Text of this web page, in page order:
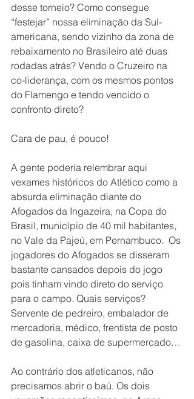
desse torneio? Como consegue
“festejar” nossa eliminação da Sul-
americana, sendo vizinho da zona de
rebaixamento no Brasileiro até duas
rodadas atrás? Vendo o Cruzeiro na
co-liderança, com os mesmos pontos
do Flamengo e tendo vencido o
confronto direto?
Cara de pau, é pouco!
A gente poderia relembrar aqui
vexames históricos do Atlético como a
absurda eliminação diante do
Afogados da Ingazeira, na Copa do
Brasil, município de 40 mil habitantes,
no Vale da Pajeú, em Pernambuco.  Os
jogadores do Afogados se disseram
bastante cansados depois do jogo
pois tinham vindo direto do serviço
para o campo. Quais serviços?
Servente de pedreiro, embalador de
mercadoria, médico, frentista de posto
de gasolina, caixa de supermercado…
Ao contrário dos atleticanos, não
precisamos abrir o baú. Os dois